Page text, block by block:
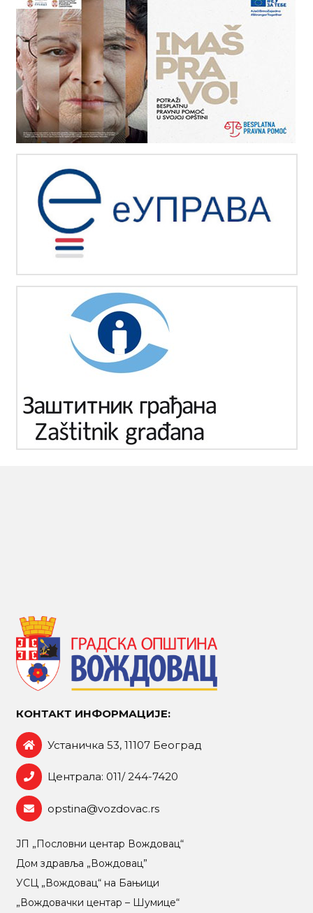
КОНТАКТ ИНФОРМАЦИЈЕ:
Устаничка 53, 11107 Београд
Централа: 011/ 244-7420
opstina@vozdovac.rs
ЈП „Пословни центар Вождовац“
Дом здравља „Вождовац”
УСЦ „Вождовац“ на Бањици
„Вождовачки центар – Шумице“